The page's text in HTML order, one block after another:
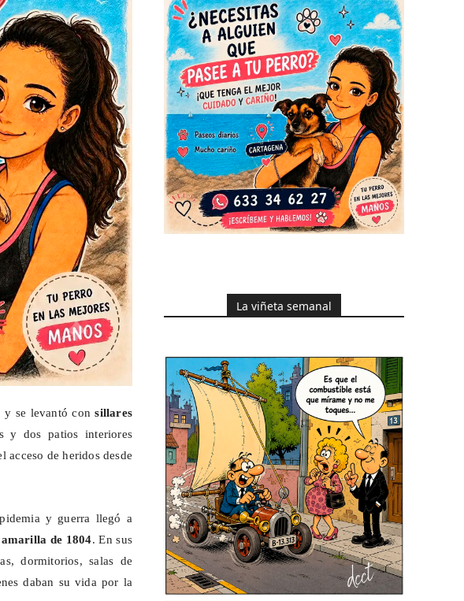
y se levantó consillares
y dos patios interiores
acceso de heridos desde
y guerra llegó a
de 1804. En sus
dormitorios, salas de
daban su vida por la
La viñeta semanal